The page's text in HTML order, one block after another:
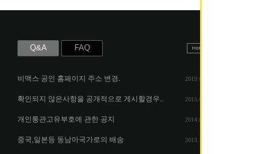
Q&A FAQ
비맥스 공인 홈페이지 주소 변경. 2019.05.07
확인되지 않은사항을 공개적으로 게시할경우.. 2015.06.25
개인통관고유부호에 관한 공지 2014.08.06
중국,일본등 동남아국가로의 배송 2013.11.26